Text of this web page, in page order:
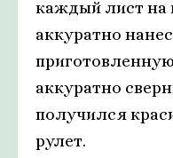
каждый лист на
аккуратно
аккуратно
получился
рулет.